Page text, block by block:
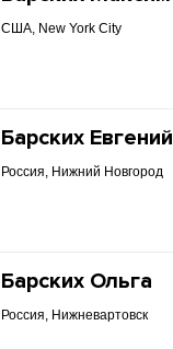
США, New York City
Барских Евгений
Россия, Нижний Новгород
Барских Ольга
Россия, Нижневартовск